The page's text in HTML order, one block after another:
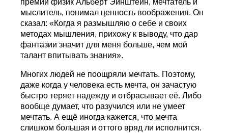
премии физик Альберт Эйнштейн, мечтатель и
мыслитель, понимал ценность воображения. Он
сказал: «Когда я размышляю о себе и своих
методах мышления, прихожу к выводу, что дар
фантазии значит для меня больше, чем мой
талант впитывать знания».
Многих людей не поощряли мечтать. Поэтому,
даже когда у человека есть мечта, он зачастую
быстро теряет надежду и отбрасывает её. Либо
вообще думает, что разучился или не умеет
мечтать. А ещё иногда кажется, что мечта
слишком большая и оттого вряд ли исполнится.